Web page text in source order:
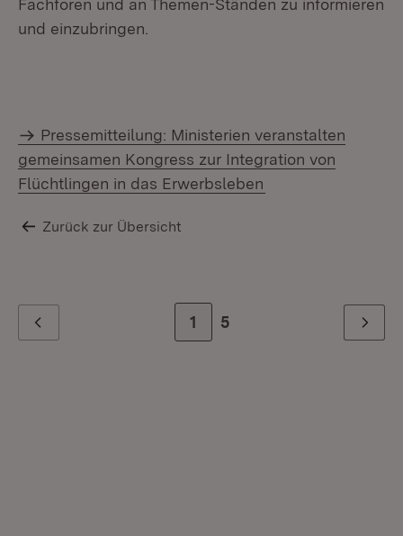
Fachforen und an Themen-Ständen zu informieren
und einzubringen.
Pressemitteilung: Ministerien veranstalten
gemeinsamen Kongress zur Integration von
Flüchtlingen in das Erwerbsleben
Zurück zur Übersicht
Zur Seite
1 Zur letzten Seite
5 Weiter